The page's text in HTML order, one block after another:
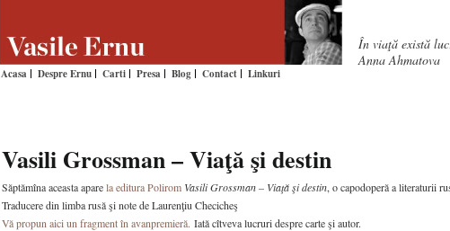
Acasa Despre Ernu Carti Presa Blog Contact Linkuri
În viaţă există
Anna Ahmatova
Vasili Grossman – Viaţă şi destin
Săptămîna aceasta aparela editura Polirom Vasili Grossman – Viaţă şi destin, o capodoperă a literaturii
Traducere din limba rusă şi note de Laurenţiu Checicheş
Vă propun aici un fragment în avanpremieră. Iată cîtveva lucruri despre carte şi autor.